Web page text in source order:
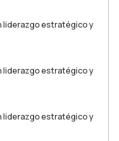
liderazgo estratégico y
liderazgo estratégico y
liderazgo estratégico y